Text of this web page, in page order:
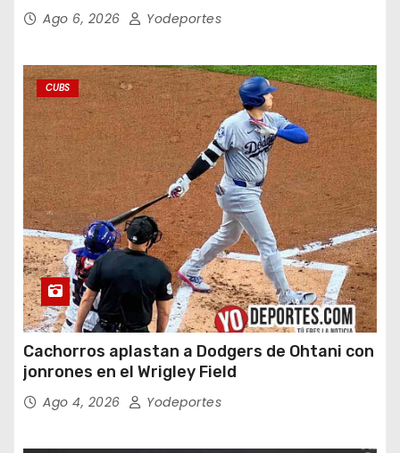
Ago 6, 2026 Yodeportes
CUBS
Cachorros aplastan a Dodgers de Ohtani con
jonrones en el Wrigley Field
Ago 4, 2026 Yodeportes